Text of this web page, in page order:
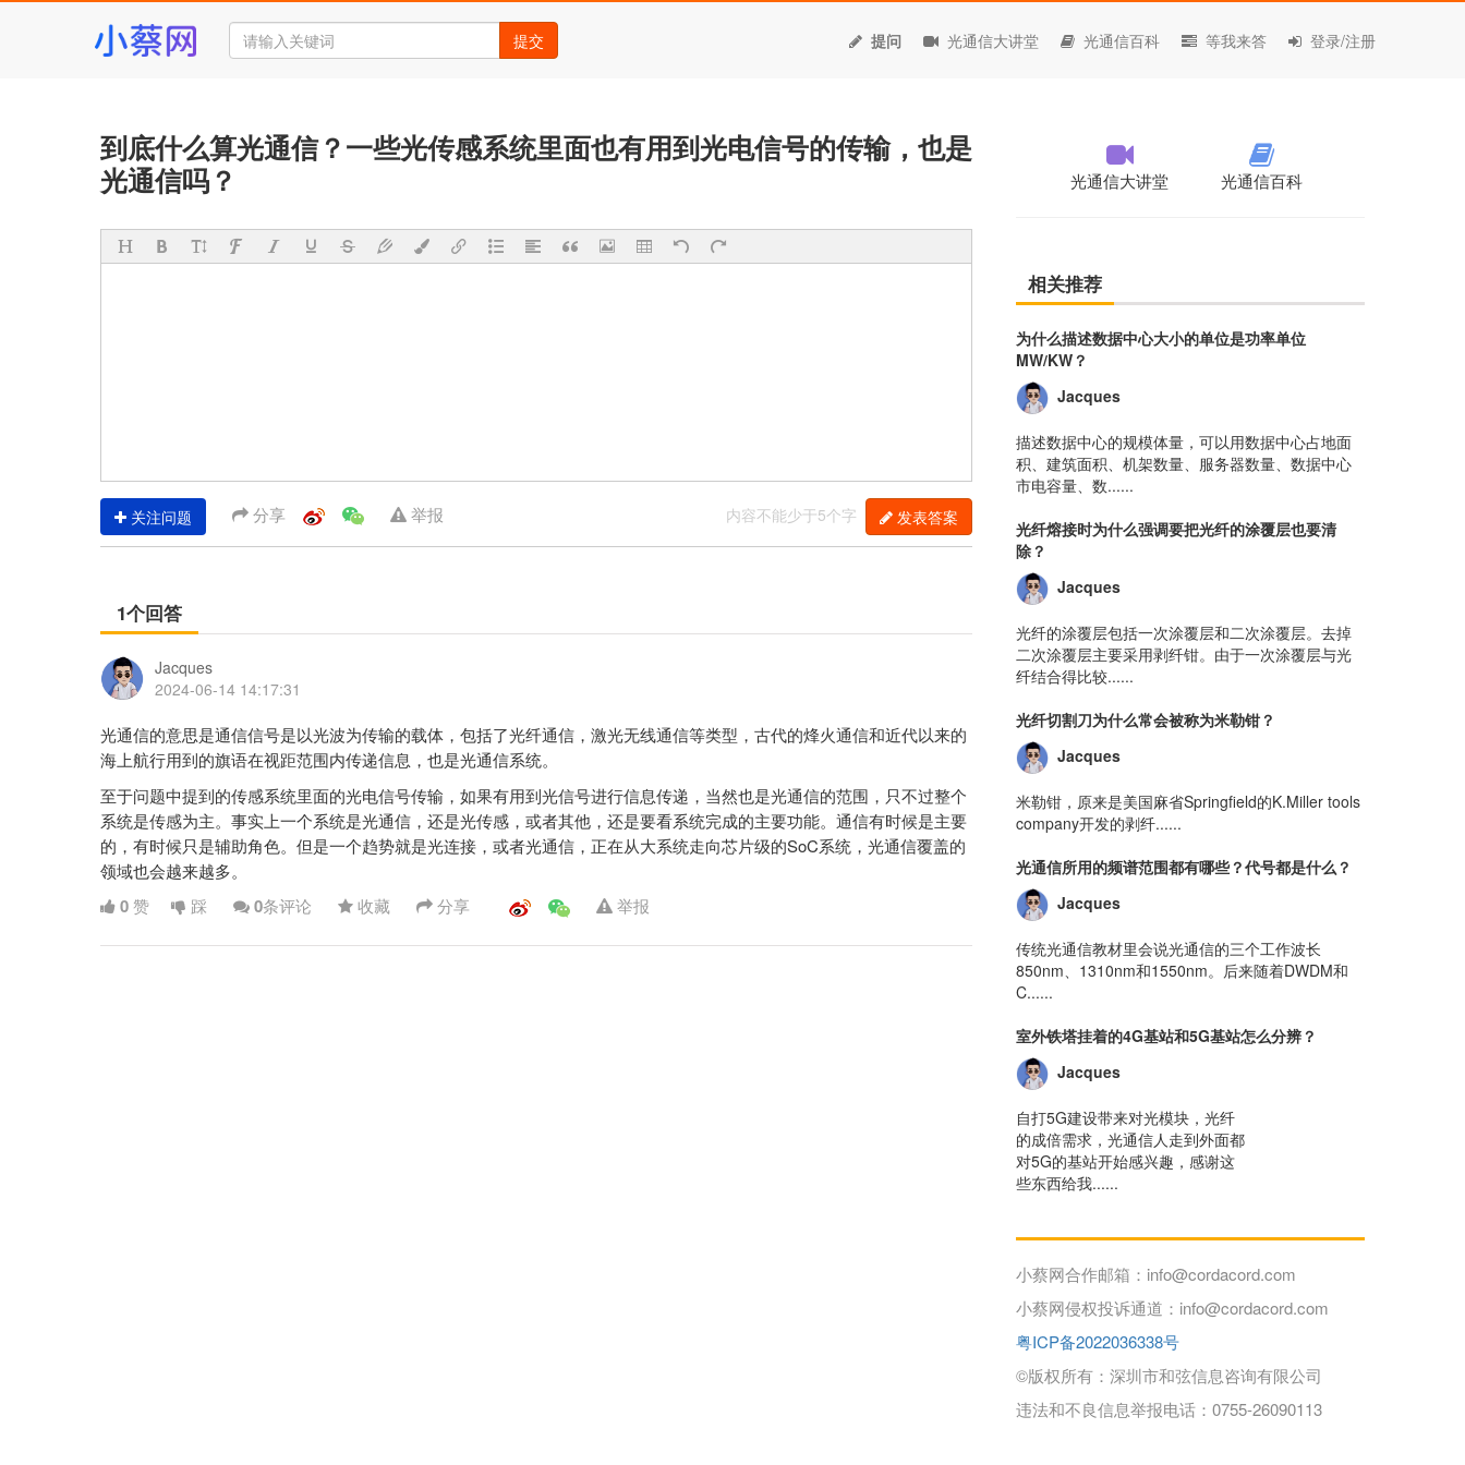
提交 提问 光通信大讲堂 光通信百科 等我来答 登录/注册
到底什么算光通信？一些光传感系统里面也有用到光电信号的传输，也是
光通信吗？
内容不能少于5个字 发表答案
关注问题 分享 举报
1个回答
Jacques
2024-06-14 14:17:31
光通信的意思是通信信号是以光波为传输的载体，包括了光纤通信，激光无线通信等类型，古代的烽火通信和近代以来的
海上航行用到的旗语在视距范围内传递信息，也是光通信系统。
至于问题中提到的传感系统里面的光电信号传输，如果有用到光信号进行信息传递，当然也是光通信的范围，只不过整个
系统是传感为主。事实上一个系统是光通信，还是光传感，或者其他，还是要看系统完成的主要功能。通信有时候是主要
的，有时候只是辅助角色。但是一个趋势就是光连接，或者光通信，正在从大系统走向芯片级的SoC系统，光通信覆盖的
领域也会越来越多。
0 赞 踩 0条评论 收藏 分享 举报
光通信大讲堂 光通信百科
相关推荐
为什么描述数据中心大小的单位是功率单位
MW/KW？
Jacques
描述数据中心的规模体量，可以用数据中心占地面
积、建筑面积、机架数量、服务器数量、数据中心
市电容量、数......
光纤熔接时为什么强调要把光纤的涂覆层也要清
除？
Jacques
光纤的涂覆层包括一次涂覆层和二次涂覆层。去掉
二次涂覆层主要采用剥纤钳。由于一次涂覆层与光
纤结合得比较......
光纤切割刀为什么常会被称为米勒钳？
Jacques
米勒钳，原来是美国麻省Springfield的K.Miller tools
company开发的剥纤......
光通信所用的频谱范围都有哪些？代号都是什么？
Jacques
传统光通信教材里会说光通信的三个工作波长
850nm、1310nm和1550nm。后来随着DWDM和
C......
室外铁塔挂着的4G基站和5G基站怎么分辨？
Jacques
自打5G建设带来对光模块，光纤
的成倍需求，光通信人走到外面都
对5G的基站开始感兴趣，感谢这
些东西给我......
小蔡网合作邮箱：info@cordacord.com
小蔡网侵权投诉通道：info@cordacord.com
粤ICP备2022036338号
©版权所有：深圳市和弦信息咨询有限公司
违法和不良信息举报电话：0755-26090113